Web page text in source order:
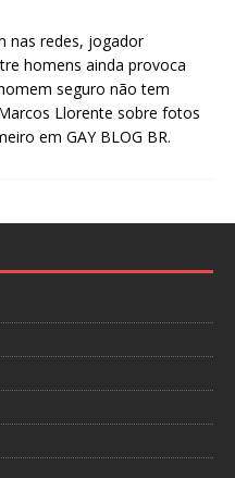
nas redes, jogador
homens ainda provoca
seguro não tem
Llorente sobre fotos
em GAY BLOG BR.